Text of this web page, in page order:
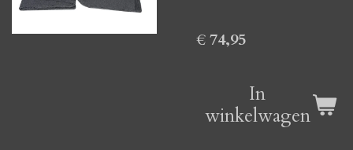
€ 74,95
In
winkelwagen